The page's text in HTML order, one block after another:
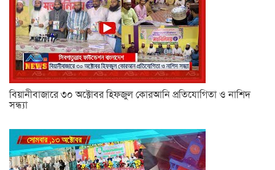
বিয়ানীবাজারে ৩০ অক্টোবর হিফজুল কোরআনি প্রতিযোগিতা ও নাশিদ
সন্ধ্যা